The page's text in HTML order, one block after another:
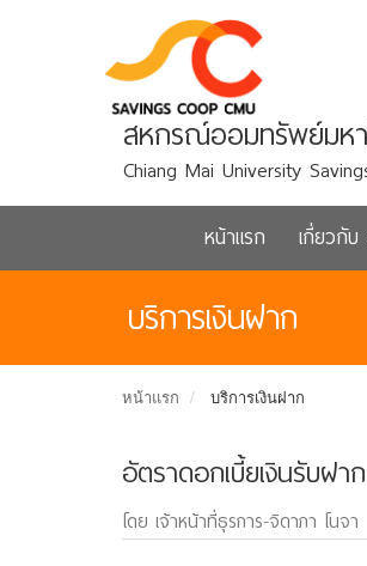
สหกรณ์ออมทรัพย์มห
Chiang Mai University
หน้าแรก
เกี่ยวกั
บริการเงินฝาก
หน้าแรก บริการเงินฝาก
อัตราดอกเบี้ยเงินรับฝาก
โดย เจ้าหน้าที่ธุรการ-จิดาภา โนจา